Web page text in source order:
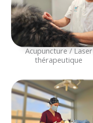
Acupuncture / Laser
thérapeutique